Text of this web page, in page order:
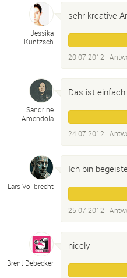
Jessika
Kuntzsch
sehr kreative
20.07.2012 |
Sandrine
Amendola
Das ist
24.07.2012 |
Lars Vollbrecht
Ich bin
25.07.2012 |
Brent Debecker
nicely